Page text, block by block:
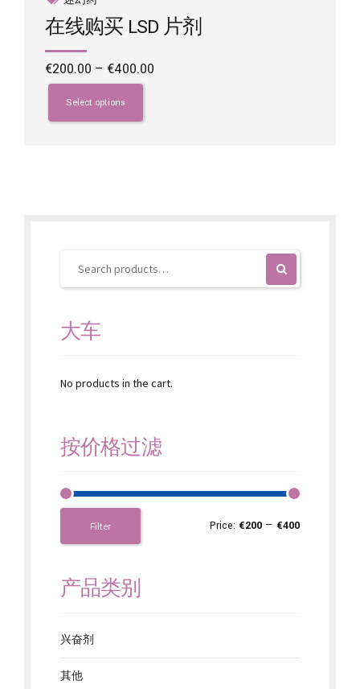
在线购买 LSD 片剂
€200.00 – €400.00
Select options
This
product
has
product
大车
No products in the cart.
按价格过滤
Filter Price: €200 — €400
产品类别
兴奋剂
其他